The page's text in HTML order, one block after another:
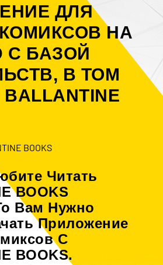
ДЛЯ
НА
С БАЗОЙ
В ТОМ
Читать
BOOKS
Вам Нужно
Приложение
С
BOOKS.